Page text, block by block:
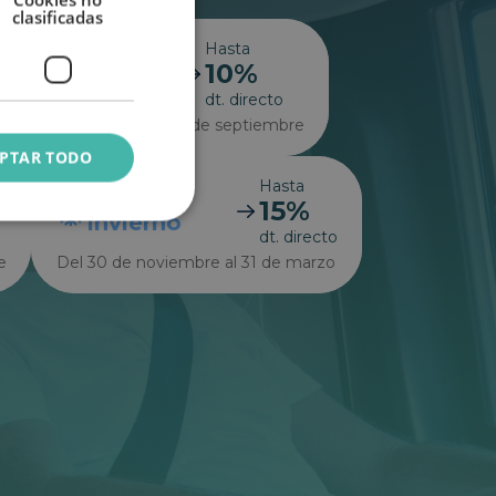
Hasta
10%
dt. directo
Del 7 de julio al 3 de septiembre
Invierno
Hasta
15%
dt. directo
Del 30 de noviembre al 31 de marzo
clasificadas
TODO